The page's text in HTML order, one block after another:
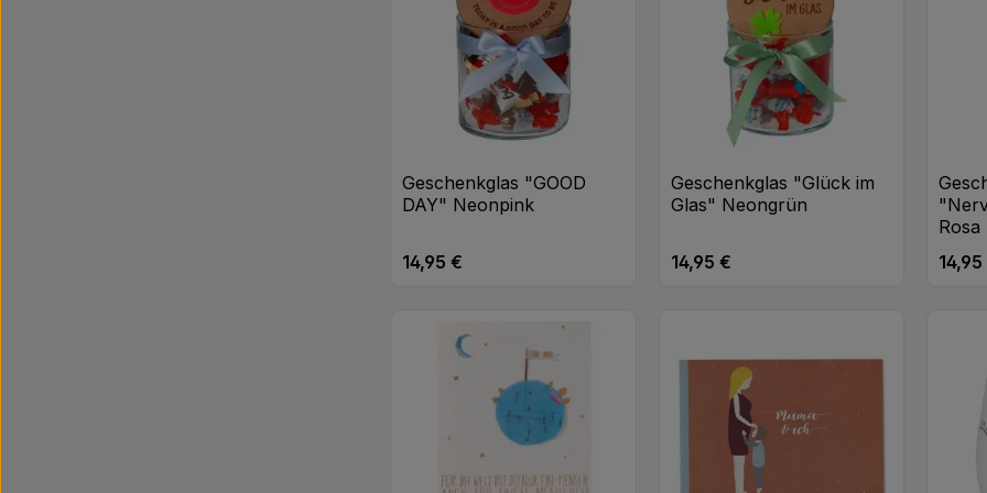
Geschenkglas "GOOD
DAY" Neonpink
Regulärer Preis:
14,95 €
Produkt Anzahl: Gib den gewünschten
Geschenkglas "Glück im
Glas" Neongrün
Regulärer Preis:
14,95 €
Produkt Anzahl: Gib
Rosa